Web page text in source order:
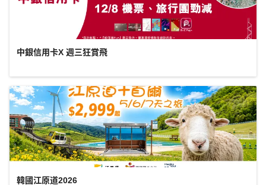
中銀信用卡X 週三狂賞飛
韓國江原道2026